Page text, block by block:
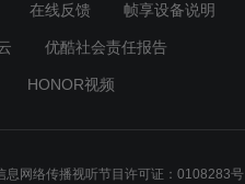
在线反馈 帧享设备说明
优酷社会责任报告
HONOR视频
息网络传播视听节目许可证：0108283号